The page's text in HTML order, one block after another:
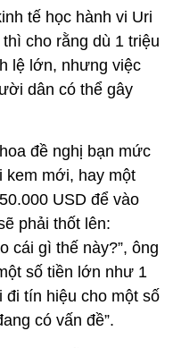
tế học hành vi Uri
cho rằng dù 1 triệu
lệ lớn, nhưng việc
dân có thể gây
đề nghị bạn mức
kem mới, hay một
USD để vào
phải thốt lên:
cái gì thế này?”, ông
số tiền lớn như 1
đi tín hiệu cho một số
có vấn đề”.